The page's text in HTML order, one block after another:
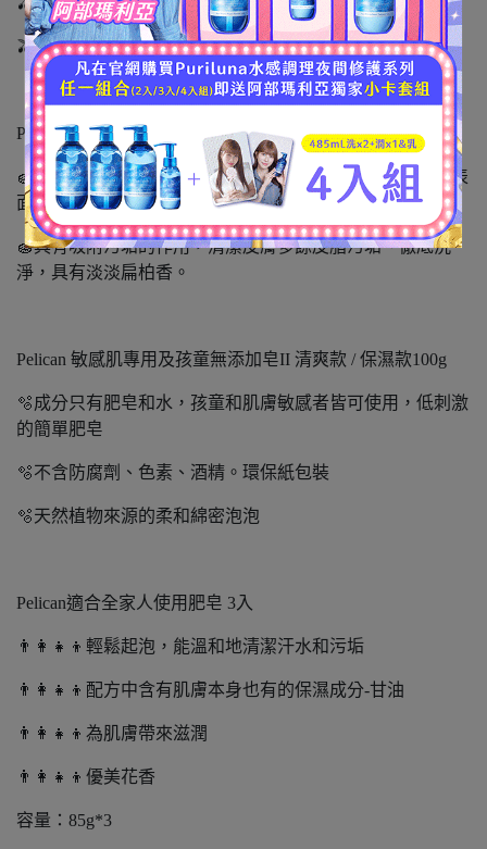
🫒改善乾燥粗糙的肌膚
Pelican泥炭石淨透洗顏皂 100g
🧽泥炭石以泥與炭組成，「泥」可保持肌膚潤澤，「炭」表
面有無數個微孔，
🧽具有吸附污垢的作用，清潔皮膚多餘皮脂污垢、徹底洗
淨，具有淡淡扁柏香。
Pelican 敏感肌專用及孩童無添加皂II 清爽款 / 保濕款100g
🫧成分只有肥皂和水，孩童和肌膚敏感者皆可使用，低刺激
的簡單肥皂
🫧不含防腐劑、色素、酒精。環保紙包裝
🫧天然植物來源的柔和綿密泡泡
Pelican適合全家人使用肥皂 3入
👨‍👩‍👧‍👦輕鬆起泡，能溫和地清潔汗水和污垢
👨‍👩‍👧‍👦配方中含有肌膚本身也有的保濕成分-甘油
👨‍👩‍👧‍👦為肌膚帶來滋潤
👨‍👩‍👧‍👦優美花香
容量：85g*3